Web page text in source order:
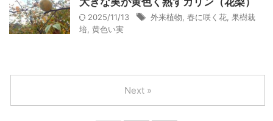
2025/11/13 外来植物 春に咲く花 果樹栽
培 黄色い実
Next »